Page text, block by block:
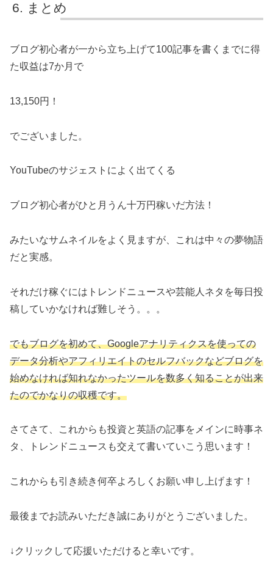
まとめ
ブログ初心者が一から立ち上げて100記事を書くまでに得
た収益は7か月で
13,150円！
でございました。
YouTubeのサジェストによく出てくる
ブログ初心者がひと月うん十万円稼いだ方法！
みたいなサムネイルをよく見ますが、これは中々の夢物語
だと実感。
それだけ稼ぐにはトレンドニュースや芸能人ネタを毎日投
稿していかなければ難しそう。。。
でもブログを初めて、Googleアナリティクスを使っての
データ分析やアフィリエイトのセルフバックなどブログを
始めなければ知れなかったツールを数多く知ることが出来
たのでかなりの収穫です。
さてさて、これからも投資と英語の記事をメインに時事ネ
タ、トレンドニュースも交えて書いていこう思います！
これからも引き続き何卒よろしくお願い申し上げます！
最後までお読みいただき誠にありがとうございました。
↓クリックして応援いただけると幸いです。